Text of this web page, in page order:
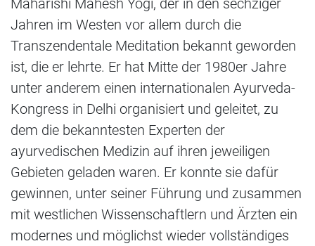
Jahren im Westen vor allem durch die
Transzendentale Meditation bekannt geworden
ist, die er lehrte. Er hat Mitte der 1980er Jahre
unter anderem einen internationalen Ayurveda-
Kongress in Delhi organisiert und geleitet, zu
dem die bekanntesten Experten der
ayurvedischen Medizin auf ihren jeweiligen
Gebieten geladen waren. Er konnte sie dafür
gewinnen, unter seiner Führung und zusammen
mit westlichen Wissenschaftlern und Ärzten ein
modernes und möglichst wieder vollständiges